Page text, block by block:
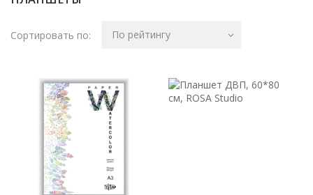
Сортировать по: По рейтингу